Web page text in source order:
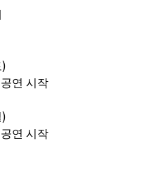
연 시작
연 시작